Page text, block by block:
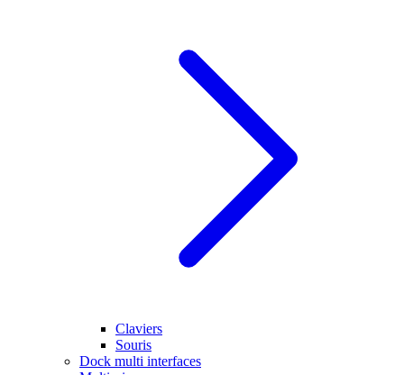
Claviers
Souris
Dock multi interfaces